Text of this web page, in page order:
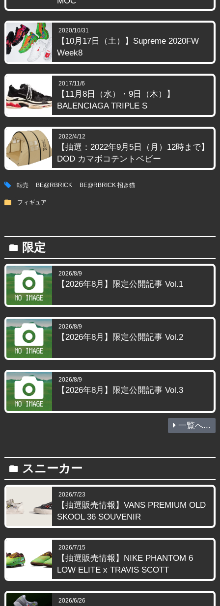
2020/10/31
【10月17日（土）】Supreme 2020FW
Week8
2017/11/6
【11月8日（水）・9日（木）】
BALENCIAGA TRIPLE S
2022/4/12
【抽選：2022年9月5日（月）12時まで】
DOD カマボコテントベビー
tag 転売 BE@RBRICK BE@RBRICK 招き猫
folder フィギュア
folder 限定
2026/8/9
【2026年8月】限定公開記事 Vol.1
2026/8/9
【2026年8月】限定公開記事 Vol.2
2026/8/9
【2026年8月】限定公開記事 Vol.3
一覧へ...
folder スニーカー
2026/7/23
【抽選販売情報】VANS PREMIUM OLD
SKOOL 36 SOUVENIR
2026/7/15
【抽選販売情報】NIKE PHANTOM 6
LOW ELITE x TRAVIS SCOTT
2026/6/26